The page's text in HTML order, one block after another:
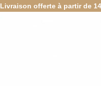
Livraison offerte à partir de